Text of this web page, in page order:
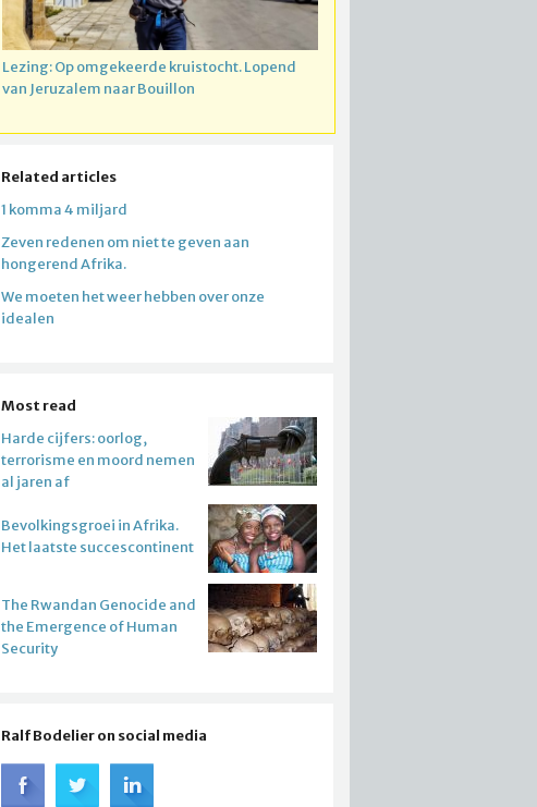
Lezing: Op omgekeerde kruistocht. Lopend
van Jeruzalem naar Bouillon
Related articles
1 komma 4 miljard
Zeven redenen om niet te geven aan
hongerend Afrika.
We moeten het weer hebben over onze
idealen
Most read
Harde cijfers: oorlog,
terrorisme en moord nemen
al jaren af
Bevolkingsgroei in Afrika.
Het laatste succescontinent
The Rwandan Genocide and
the Emergence of Human
Security
Ralf Bodelier on social media